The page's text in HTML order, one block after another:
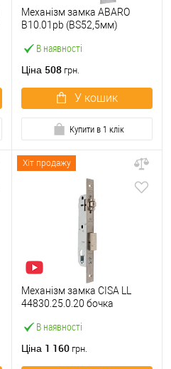
В наявності
Механізм замка ABARO
B10.01pb (BS52,5мм)
тех.пакування.без
Ціна 508 грн.
У кошик
Купити в 1 клік
Хіт продажу
В наявності
Механізм замка CISA LL
44830.25.0.20 бочка
нержавіюча сталь
Ціна 1 160 грн.